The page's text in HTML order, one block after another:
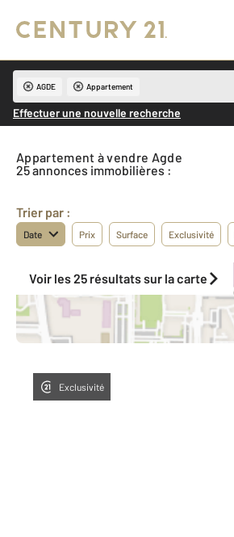
AGDE Appartement
Effectuer une nouvelle recherche
Appartement à vendre Agde
25 annonces immobilières :
Trier par :
Date Prix Surface Exclusivité
Voir les 25 résultats sur la carte
Exclusivité